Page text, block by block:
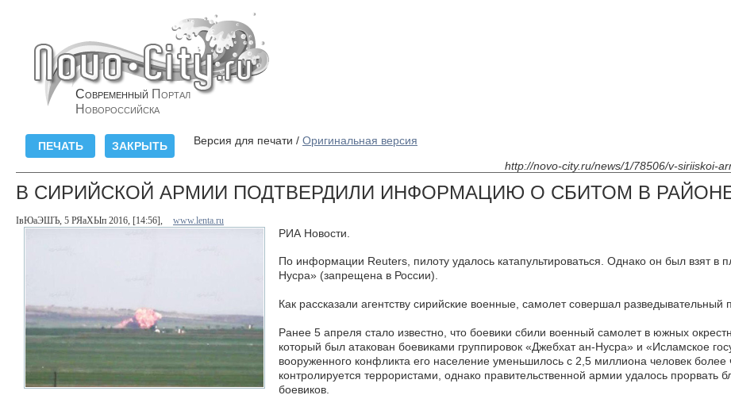
Современный Портал
Новороссийска
Версия для печати / Оригинальная версия
http://novo-city.ru/news/1/78506/v-siriiskoi-
В СИРИЙСКОЙ АРМИИ ПОДТВЕРДИЛИ ИНФОРМАЦИЮ О СБИТОМ В
ІвЮаЭШЪ, 5 РЯаХЫп 2016, [14:56], www.lenta.ru
РИА Новости.
По информации Reuters, пилоту удалось катапультироваться. Однако он был взят в
Нусра» (запрещена в России).
Как рассказали агентству сирийские военные, самолет совершал разведывательный
Ранее 5 апреля стало известно, что боевики сбили военный самолет в южных
который был атакован боевиками группировок «Джебхат ан-Нусра» и «Исламское
вооруженного конфликта его население уменьшилось с 2,5 миллиона человек
контролируется террористами, однако правительственной армии удалось прорвать
боевиков.